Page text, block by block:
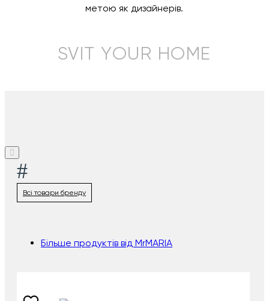
метою як дизайнерів.
SVIT YOUR HOME
#
Всі товари бренду
Більше продуктів від MrMARIA